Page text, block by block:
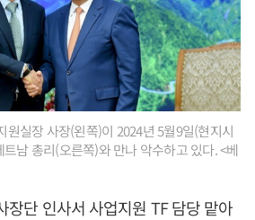
원실장 사장(왼쪽)이 2024년 5월9일(현지시
남 총리(오른쪽)와 만나 악수하고 있다. <베
단 인사서 사업지원 TF 담당 맡아